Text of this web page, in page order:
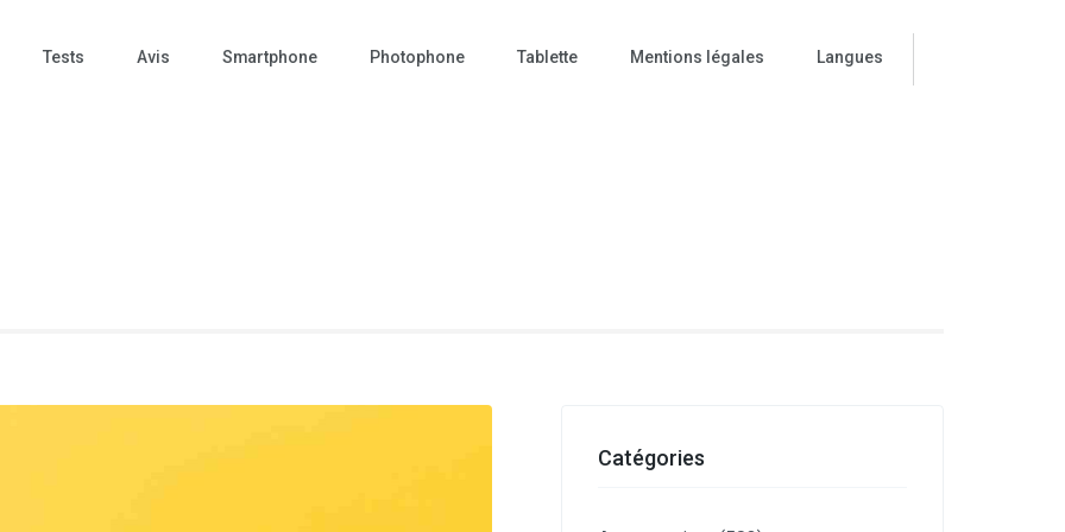
Tests Avis Smartphone Photophone Tablette Mentions légales Langues
Catégories